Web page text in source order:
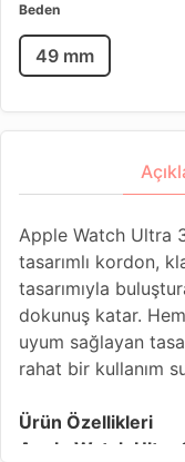
Beden
49 mm
Apple Watch Ultra
tasarımlı kordon,
tasarımıyla
dokunuş katar.
uyum sağlayan
rahat bir kullanım
Ürün Özellikleri
Apple Watch Ultra